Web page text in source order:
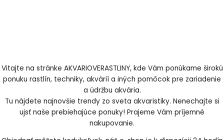
Vitajte na stránke AKVARIOVERASTLINY, kde Vám ponúkame širokú
ponuku rastlín, techniky, akvárií a iných pomôcok pre zariadenie
a údržbu akvária.
Tu nájdete najnovšie trendy zo sveta akvaristiky. Nenechajte si
ujsť naše prebiehajúce ponuky! Prajeme Vám príjemné
nakupovanie.